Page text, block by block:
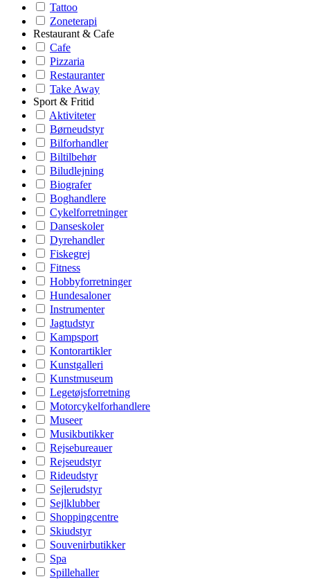
Tattoo
Zoneterapi
Restaurant & Cafe
Cafe
Pizzaria
Restauranter
Take Away
Sport & Fritid
Aktiviteter
Børneudstyr
Bilforhandler
Biltilbehør
Biludlejning
Biografer
Boghandlere
Cykelforretninger
Danseskoler
Dyrehandler
Fiskegrej
Fitness
Hobbyforretninger
Hundesaloner
Instrumenter
Jagtudstyr
Kampsport
Kontorartikler
Kunstgalleri
Kunstmuseum
Legetøjsforretning
Motorcykelforhandlere
Museer
Musikbutikker
Rejsebureauer
Rejseudstyr
Rideudstyr
Sejlerudstyr
Sejlklubber
Shoppingcentre
Skiudstyr
Souvenirbutikker
Spa
Spillehaller